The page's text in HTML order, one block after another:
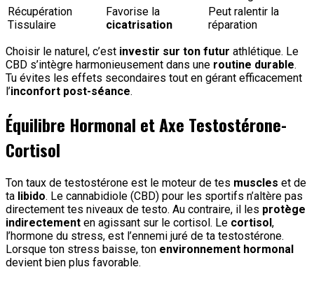
Récupération
Tissulaire
Favorise la
cicatrisation
Peut ralentir la
réparation
Choisir le naturel, c’est investir sur ton futur athlétique. Le
CBD s’intègre harmonieusement dans une routine durable.
Tu évites les effets secondaires tout en gérant efficacement
l’inconfort post-séance.
Équilibre Hormonal et Axe Testostérone-
Cortisol
Ton taux de testostérone est le moteur de tes muscles et de
ta libido. Le cannabidiole (CBD) pour les sportifs n’altère pas
directement tes niveaux de testo. Au contraire, il les protège
indirectement en agissant sur le cortisol. Le cortisol,
l’hormone du stress, est l’ennemi juré de ta testostérone.
Lorsque ton stress baisse, ton environnement hormonal
devient bien plus favorable.